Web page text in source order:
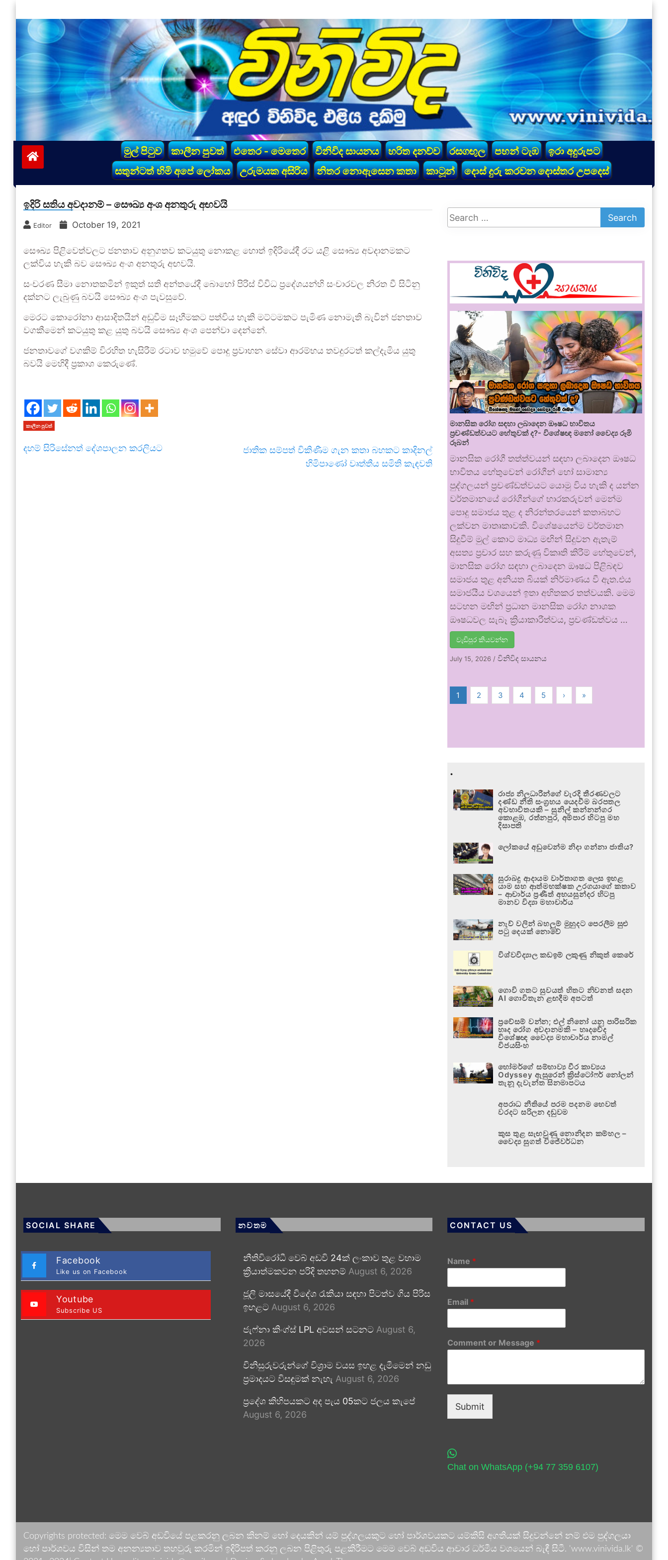
to
content
vinivida.lk
මුල් පිටුව කාලීන පුවත් එතෙර - මෙතෙර විනිවිද සායනය හරිත දනව්ව රසගඟුල පහන් ටැඹ
ඉරා අදුරුපට
සතුන්ටත් හිමි අපේ ලෝකය
උරුමයක අසිරිය නිතර නොඇසෙන කතා කාටූන් දොස් දුරු කරවන දොස්තර උපදෙස්
ඉදිරි සතිය අවදානම් – සෞඛ්‍ය අංශ අනතුරු අඟවයි
Editor October 19, 2021
සෞඛ්‍ය පිළිවෙත්වලට ජනතාව අනුගතව කටයුතු නොකළ හොත් ඉදිරියේදී රට යළි සෞඛ්‍ය අවදානමකට
ලක්විය හැකි බව සෞඛ්‍ය අංශ අනතුරු අඟවයි.
සංචරණ සීමා නොතකමින් ඉකුත් සති අන්තයේදී බොහෝ පිරිස් විවිධ ප්‍රදේශයන්හි සංචාරවල නිරත වී සිටිනු
දක්නට ලැබුණු බවයි සෞඛ්‍ය අංශ පැවසුවේ.
මෙරට කොරෝනා ආසාදිතයින් අඩුවීම සෑහීමකට පත්විය හැකි මට්ටමකට පැමිණ නොමැති බැවින් ජනතාව
වගකීමෙන් කටයුතු කළ යුතු බවයි සෞඛ්‍ය අංශ පෙන්වා දෙන්නේ.
ජනතාවගේ වගකිම් විරහිත හැසිරීම් රටාව හමුවේ පොදු ප්‍රවාහන සේවා ආරම්භය තවදුරටත් කල්දැමිය යුතු
බවයි මෙහිදී ප්‍රකාශ කෙරුණේ.
කාලීන පුවත්
දහම් සිරිසේනත් දේශපාලන කරලියට
ජාතික සම්පත් විකිණීම ගැන කතා බහකට කාදිනල්
හිමිපාණෝ වෘත්තීය සමිති කැඳවති
මානසික රෝග සඳහා ලබාදෙන ඖෂධ භාවිතය
ප්‍රචණ්ඩත්වයට හේතුවක් ද?- විශේෂඥ මනෝ වෛද්‍ය රූමි
රූබන්
මානසික රෝගී තත්ත්වයන් සඳහා ලබාදෙන ඖෂධ
භාවිතය හේතුවෙන් රෝගීන් හෝ සාමාන්‍ය
පුද්ගලයන් ප්‍රචණ්ඩත්වයට යොමු විය හැකි ද යන්න
වර්තමානයේ රෝගීන්ගේ භාරකරුවන් මෙන්ම
පොදු සමාජය තුළ ද නිරන්තරයෙන් කතාබහට
ලක්වන මාතෘකාවකි. විශේෂයෙන්ම වර්තමාන
සිදුවීම් මුල් කොට මාධ්‍ය මඟින් සිදුවන ඇතැම්
අසත්‍ය ප්‍රචාර සහ කරුණු විකෘති කිරීම් හේතුවෙන්,
මානසික රෝග සඳහා ලබාදෙන ඖෂධ පිළිබඳව
සමාජය තුළ අනියත බියක් නිර්මාණය වී ඇත.එය
සමාජයීය වශයෙන් ඉතා අහිතකර තත්වයකි. මෙම
සටහන මඟින් ප්‍රධාන මානසික රෝග නාශක
ඖෂධවල සැබෑ ක්‍රියාකාරීත්වය, ප්‍රචණ්ඩත්වය …
වැඩිපුර කියවන්න
July 15, 2026 /විනිවිද සායනය
1 2 3 4 5 › »
.
රාජ්‍ය නිලධාරීන්ගේ වැරදි තීරණවලට
දණ්ඩ නීති සංග්‍රහය යෙදවීම බරපතල
අවභාවිතයකි – සුනිල් කන්නන්ගර
කොළඹ, රත්නපුර, අම්පාර හිටපු මහ
දිසාපති
ලෝකයේ අඩුවෙන්ම නිදා ගන්නා ජාතිය?
සුරාබදු ආදායම වාර්තාගත ලෙස ඉහළ
යාම සහ ආත්මභක්ෂක උරගයාගේ කතාව
– ආචාර්ය ප්‍රණීත් අභයසුන්දර හිටපු
මානව විද්‍යා මහාචාර්ය
නැව් වලින් බහලුම් මුහුදට පෙරලීම සුළු
පටු දෙයක් නොවේ
විශ්වවිද්‍යාල කඩඉම් ලකුණු නිකුත් කෙරේ
ගොවි ගතට සුවයත් හිතට නිවනත් සදන
AI ගොවිතැන ළඟදීම අපටත්
ප්‍රවේසම් වන්න; එල් නිනෝ යනු පාරිසරික
හෘද රෝග අවදානමකි – හෘදවේද
විශේෂඥ වෛද්‍ය මහාචාර්ය නාමල්
විජයසිංහ
හෝමර්ගේ සම්භාව්‍ය වීර කාව්‍යය
Odyssey ඇසුරෙන් ක්‍රිස්ටෝෆර් නෝලන්
තැනූ දැවැන්ත සිනමාපටය
අපරාධ නීතියේ පරම පදනම හෙවත්
වරදට සරිලන දඬුවම
කුස තුළ සැඟවුණු නොනිදන කම්හල –
වෛද්‍ය සුගත් විජේවර්ධන
SOCIAL SHARE
Facebook
Like us on Facebook
Youtube
Subscribe US
නවතම
නීතිවිරෝධී වෙබ් අඩවි 24ක් ලංකාව තුළ වහාම
ක්‍රියාත්මකවන පරිදි තහනම් August 6, 2026
ජූලි මාසයේදී විදේශ රැකියා සඳහා පිටත්ව ගිය පිරිස
ඉහළට August 6, 2026
ජැෆ්නා කිංග්ස් LPL අවසන් සටනට August 6,
2026
විනිසුරුවරුන්ගේ විශ්‍රාම වයස ඉහළ දැමීමෙන් නඩු
ප්‍රමාදයට විසඳුමක් නැහැ August 6, 2026
ප්‍රදේශ කිහිපයකට අද පැය 05කට ජලය කැපේ
August 6, 2026
CONTACT US
Name *
Email *
Comment or Message *
Submit
Chat on WhatsApp (+94 77 359 6107)
Copyrights protected: මෙම වෙබ් අඩවියේ පළකරනු ලබන කිනම් හෝ දෙයකින් යම් පුද්ගලයකුට හෝ පාර්ශවයකට යම්කිසි අගතියක් සිදුවන්නේ නම් එම පුද්ගලයා
හෝ පාර්ශවය විසින් තම අනන්‍යතාව තහවුරු කරමින් ඉදිරිපත් කරනු ලබන පිළිතුරු පළකිරීමට මෙම වෙබ් අඩවිය ආචාර ධර්මීය වශයෙන් බැඳී සිටී. 'www.vinivida.lk' ©